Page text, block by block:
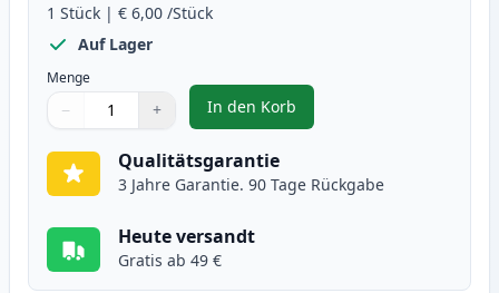
1 Stück | € 6,00 /Stück
Auf Lager
Menge
Verwenden Sie die Tasten, um anzupassen
− +
1
In den Korb
, Canon CLI-8Y foto gelb
Qualitätsgarantie
3 Jahre Garantie. 90 Tage Rückgabe
Heute versandt
Gratis ab 49 €